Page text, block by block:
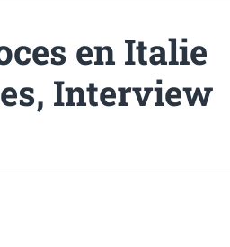
en Italie
Interview